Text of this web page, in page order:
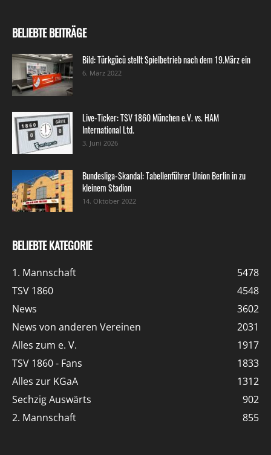
BELIEBTE BEITRÄGE
Bild: Türkgücü stellt Spielbetrieb nach dem 19.März ein
6. März 2022
Live-Ticker: TSV 1860 München e.V. vs. HAM
International Ltd.
3. Juni 2026
Bundesliga-Skandal: Tabellenführer Union Berlin in zu
kleinem Stadion
14. Oktober 2022
BELIEBTE KATEGORIE
1. Mannschaft
5478
TSV 1860
4548
News
3602
News von anderen Vereinen
2031
Alles zum e. V.
1917
TSV 1860 - Fans
1833
Alles zur KGaA
1312
Sechzig Auswärts
902
2. Mannschaft
855